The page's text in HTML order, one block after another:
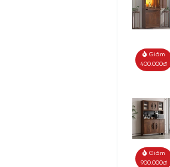
Giảm
400.000đ
Giảm
900.000đ